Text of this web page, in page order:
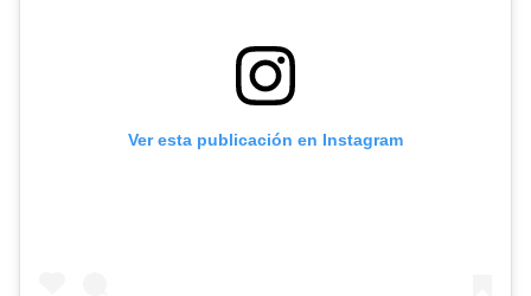
Ver esta publicación en Instagram